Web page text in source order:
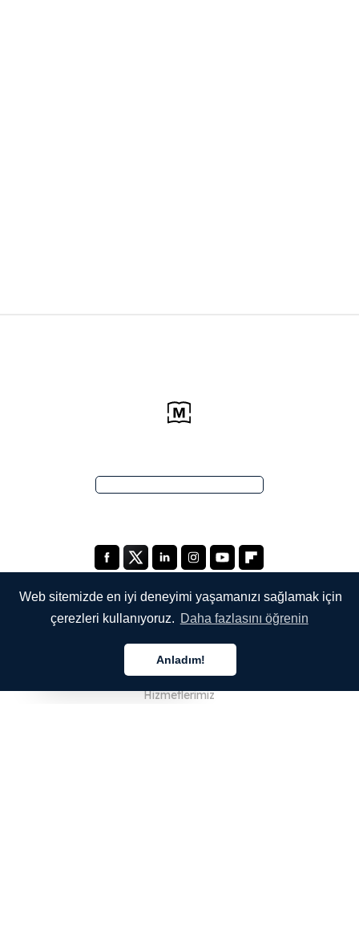
Web sitemizde en iyi deneyimi yaşamanızı sağlamak için
çerezleri kullanıyoruz. Daha fazlasını öğrenin
Anladım!
Hakkımızda
Hizmetlerimiz
Türkçe